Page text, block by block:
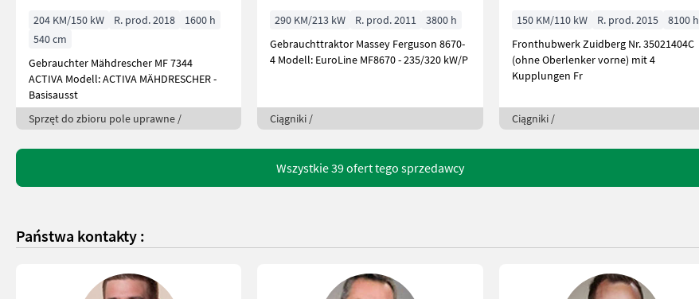
204 KM/150 kW R. prod. 2018
1600 h
540 cm
Gebrauchter Mähdrescher MF 7344
ACTIVA Modell: ACTIVA MÄHDRESCHER -
Basisausst
Sprzęt do zbioru pole uprawne /
290 KM/213 kW R. prod. 2011
3800 h
Gebrauchttraktor Massey Ferguson 8670-
4 Modell: EuroLine MF8670 - 235/320 kW/P
Ciągniki /
150 KM/110 kW R. prod. 2015
8100 h
Fronthubwerk Zuidberg Nr. 35021404C
(ohne Oberlenker vorne) mit 4
Kupplungen Fr
Ciągniki /
Wszystkie 39 ofert tego sprzedawcy
Państwa kontakty :